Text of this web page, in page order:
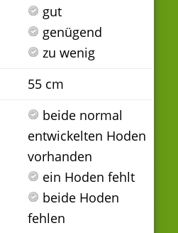
gut
genügend
zu wenig
55 cm
beide normal
entwickelten Hoden
vorhanden
ein Hoden fehlt
beide Hoden
fehlen